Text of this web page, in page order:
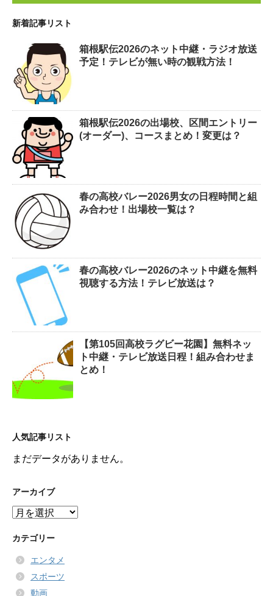
新着記事リスト
箱根駅伝2026のネット中継・ラジオ放送
予定！テレビが無い時の観戦方法！
箱根駅伝2026の出場校、区間エントリー
(オーダー)、コースまとめ！変更は？
春の高校バレー2026男女の日程時間と組
み合わせ！出場校一覧は？
春の高校バレー2026のネット中継を無料
視聴する方法！テレビ放送は？
【第105回高校ラグビー花園】無料ネッ
ト中継・テレビ放送日程！組み合わせま
とめ！
人気記事リスト
まだデータがありません。
アーカイブ
ア
カ
ブ
カテゴリー
エンタメ
スポーツ
動画